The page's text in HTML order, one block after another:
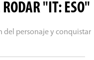
"IT: ESO"
del personaje y conquistar